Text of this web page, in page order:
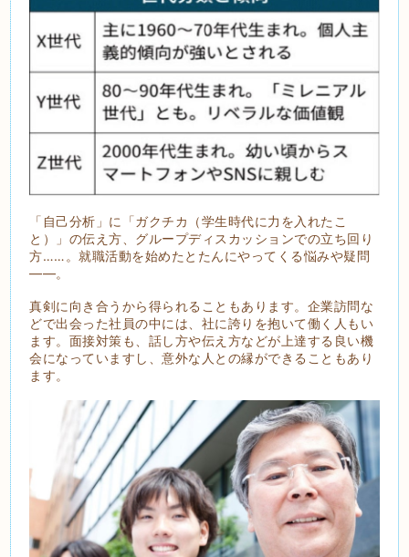
「自己分析」に「ガクチカ（学生時代に力を入れたこ
と）」の伝え方、グループディスカッションでの立ち回り
方……。就職活動を始めたとたんにやってくる悩みや疑問
――。
真剣に向き合うから得られることもあります。企業訪問な
どで出会った社員の中には、社に誇りを抱いて働く人もい
ます。面接対策も、話し方や伝え方などが上達する良い機
会になっていますし、意外な人との縁ができることもあり
ます。